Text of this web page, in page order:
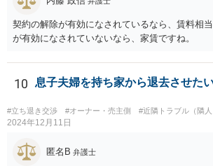
契約の解除が有効になされているなら、賃料相
が有効になされていないなら、家賃ですね。
10 息子夫婦を持ち家から退去させた
#立ち退き交渉 #オーナー・売主側 #近隣トラブル（隣
2024年12月11日
匿名B 弁護士